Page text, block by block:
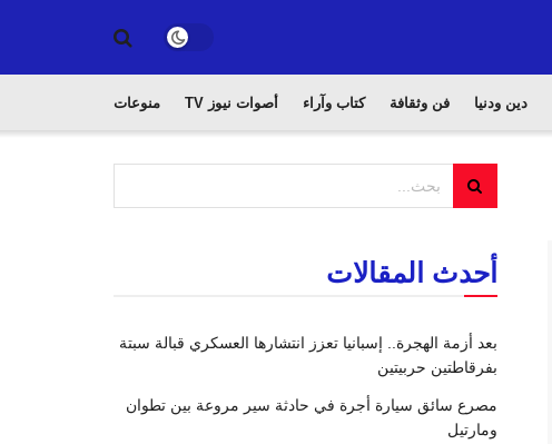
دين ودنيا فن وثقافة كتاب وآراء أصوات نيوز TV منوعات
أحدث المقالات
بعد أزمة الهجرة.. إسبانيا تعزز انتشارها العسكري قبالة سبتة
بفرقاطتين حربيتين
مصرع سائق سيارة أجرة في حادثة سير مروعة بين تطوان
ومارتيل